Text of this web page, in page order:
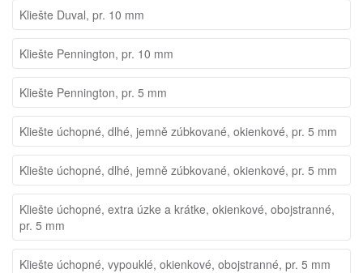
Kliešte Duval, pr. 10 mm
Kliešte Pennington, pr. 10 mm
Kliešte Pennington, pr. 5 mm
Kliešte úchopné, dlhé, jemně zúbkované, okienkové, pr. 5 mm
Kliešte úchopné, dlhé, jemně zúbkované, okienkové, pr. 5 mm
Kliešte úchopné, extra úzke a krátke, okienkové, obojstranné,
pr. 5 mm
Kliešte úchopné, vypouklé, okienkové, obojstranné, pr. 5 mm